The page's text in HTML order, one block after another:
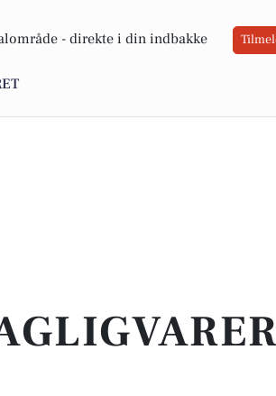
- direkte i din indbakke